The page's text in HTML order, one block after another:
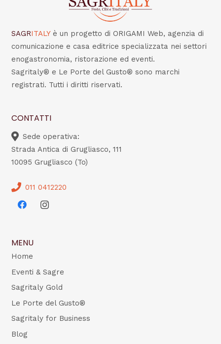
SAGRITALY è un progetto di ORIGAMI Web, agenzia di
comunicazione e casa editrice specializzata nei settori
enogastronomia, ristorazione ed eventi.
Sagritaly® e Le Porte del Gusto® sono marchi
registrati. Tutti i diritti riservati.
CONTATTI
Sede operativa:
Strada Antica di Grugliasco, 111
10095 Grugliasco (To)
011 0412220
MENU
Home
Eventi & Sagre
Sagritaly Gold
Le Porte del Gusto®
Sagritaly for Business
Blog